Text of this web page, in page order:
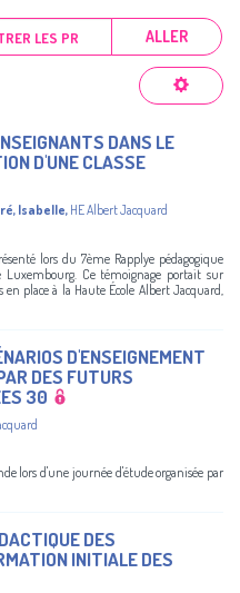
ALLER
DANS LE
D'UNE CLASSE
Isabelle, HE Albert Jacquard
lors du 7ème Rapplye pédagogique
Luxembourg. Ce témoignage portait sur
place à la Haute École Albert Jacquard,
D'ENSEIGNEMENT
DES FUTURS
30
lors d'une journée d'étude organisée par
DES
INITIALE DES